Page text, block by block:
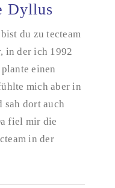
Dyllus
du zu tecteam
in der ich 1992
einen
mich aber in
sah dort auch
fiel mir die
in der